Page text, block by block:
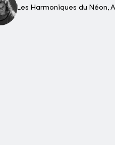
Les Harmoniques du Néon,